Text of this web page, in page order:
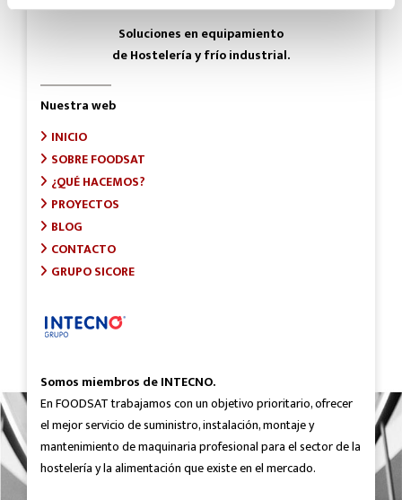
Soluciones en equipamiento
de Hostelería y frío industrial.
Nuestra web
INICIO
SOBRE FOODSAT
¿QUÉ HACEMOS?
PROYECTOS
BLOG
CONTACTO
GRUPO SICORE
Somos miembros de INTECNO.
En FOODSAT trabajamos con un objetivo prioritario, ofrecer
el mejor servicio de suministro, instalación, montaje y
mantenimiento de maquinaria profesional para el sector de la
hostelería y la alimentación que existe en el mercado.